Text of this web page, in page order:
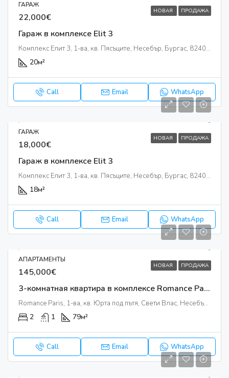
НОВАЯ ПРОДАЖА
ГАРАЖ
22,000€
Гараж в комплексе Elit 3
Комплекс Елит 3, 1-ва, кв. Пясъците, Несебър, Бургас, 8240, България
20м²
Call Email WhatsApp
НОВАЯ ПРОДАЖА
ГАРАЖ
18,000€
Гараж в комплексе Elit 3
Комплекс Елит 3, 1-ва, кв. Пясъците, Несебър, Бургас, 8240, България
18м²
Call Email WhatsApp
НОВАЯ ПРОДАЖА
АПАРТАМЕНТЫ
145,000€
3-комнатная квартира в комплексе Romance Paris
Romance Paris, 1-ва, кв. Юрта под пътя, Свети Влас, Несебър, Бургас, 8256, България
2 1 79м²
Call Email WhatsApp